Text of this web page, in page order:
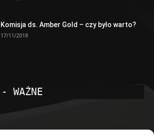
Komisja ds. Amber Gold – czy było warto?
17/11/2018
WAŻNE